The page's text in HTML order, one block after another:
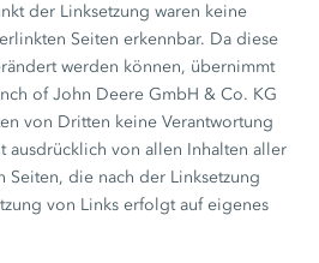
der Linksetzung waren keine
Seiten erkennbar. Da diese
werden können, übernimmt
of John Deere GmbH & Co. KG
von Dritten keine Verantwortung
ausdrücklich von allen Inhalten aller
die nach der Linksetzung
von Links erfolgt auf eigenes